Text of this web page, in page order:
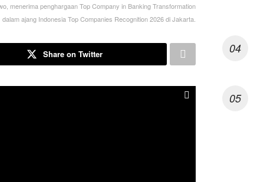
menerima penghargaan Top Company in Banking Transformation
dalam ajang Indonesia Top Companies Recognition 2026 di Jakarta.
Share on Twitter